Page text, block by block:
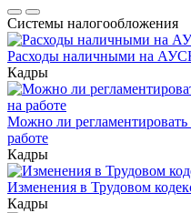
Системы налогообложения
Расходы наличными на
Кадры
Можно ли
работе
Кадры
Изменения в Трудовом
Кадры